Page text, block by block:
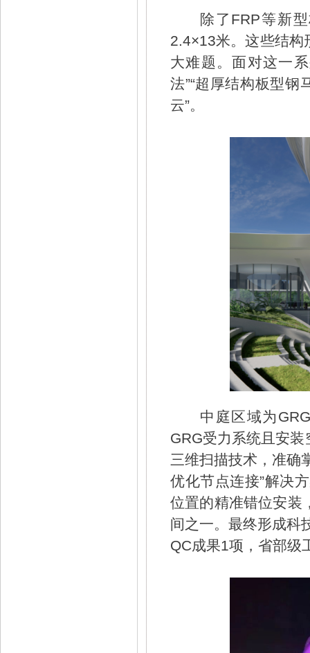
除了FRP等新
2.4×13米。这些结构
大难题。面对这一
法”“超厚结构板型钢
云”。
中庭区域为
GRG受力系统且安
三维扫描技术，准确
优化节点连接”解决
位置的精准错位安装
间之一。最终形成科
QC成果1项，省部级